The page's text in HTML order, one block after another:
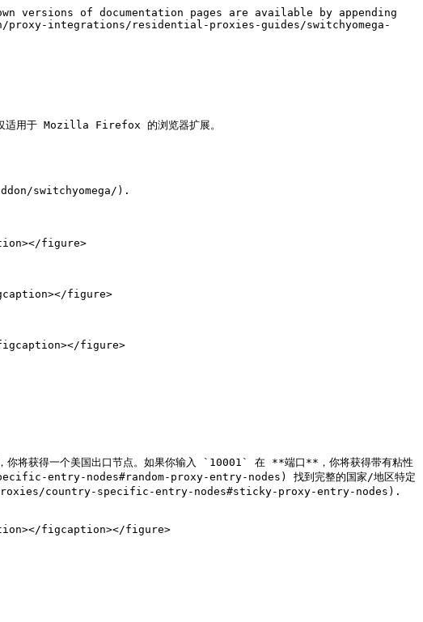
of documentation pages are available by appending
integrations/residential-proxies-guides/switchyomega-
适用于 Mozilla Firefox 的浏览器扩展。
switchyomega/).
figure>
figure>
figure>
得一个美国出口节点。如果你输入 `10001` 在 **端口**，你将获得带有粘性
entry-nodes#random-proxy-entry-nodes) 找到完整的国家/地区特定
proxies/country-specific-entry-nodes#sticky-proxy-entry-nodes).
figcaption></figure>